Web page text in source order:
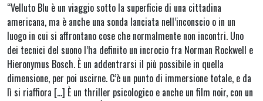
“Velluto Blu è un viaggio sotto la superficie di una cittadina
americana, ma è anche una sonda lanciata nell’inconscio o in un
luogo in cui si affrontano cose che normalmente non incontri. Uno
dei tecnici del suono l’ha definito un incrocio fra Norman Rockwell e
Hieronymus Bosch. È un addentrarsi il più possibile in quella
dimensione, per poi uscirne. C’è un punto di immersione totale, e da
lì si riaffiora […] È un thriller psicologico e anche un film noir, con un